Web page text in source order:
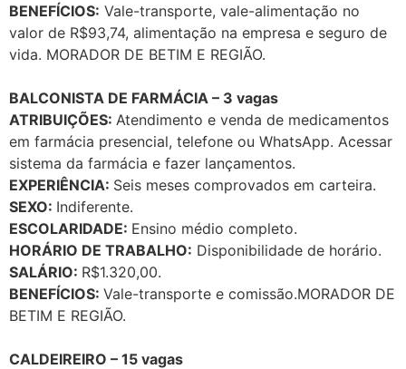
BENEFÍCIOS: Vale-transporte, vale-alimentação no
valor de R$93,74, alimentação na empresa e seguro de
vida. MORADOR DE BETIM E REGIÃO.
BALCONISTA DE FARMÁCIA – 3 vagas
ATRIBUIÇÕES: Atendimento e venda de medicamentos
em farmácia presencial, telefone ou WhatsApp. Acessar
sistema da farmácia e fazer lançamentos.
EXPERIÊNCIA: Seis meses comprovados em carteira.
SEXO: Indiferente.
ESCOLARIDADE: Ensino médio completo.
HORÁRIO DE TRABALHO: Disponibilidade de horário.
SALÁRIO: R$1.320,00.
BENEFÍCIOS: Vale-transporte e comissão.MORADOR DE
BETIM E REGIÃO.
CALDEIREIRO – 15 vagas